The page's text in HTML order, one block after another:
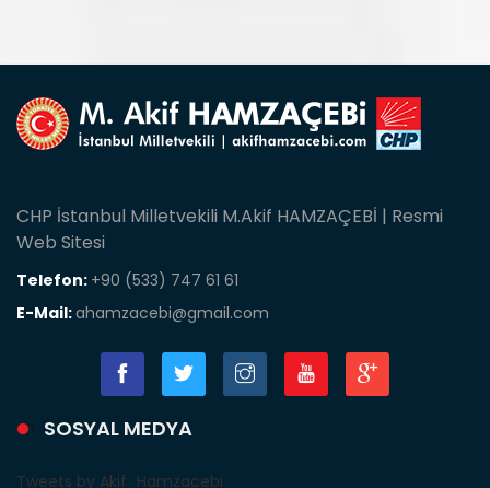
CHP İstanbul Milletvekili M.Akif HAMZAÇEBİ | Resmi
Web Sitesi
Telefon: +90 (533) 747 61 61
E-Mail:ahamzacebi@gmail.com
SOSYAL MEDYA
Tweets by Akif_Hamzacebi